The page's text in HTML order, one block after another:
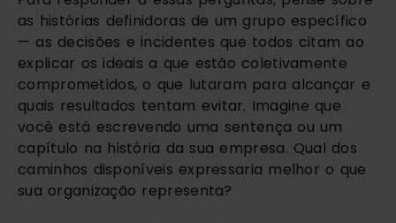
as histórias definidoras de um grupo específico
— as decisões e incidentes que todos citam ao
explicar os ideais a que estão coletivamente
comprometidos, o que lutaram para alcançar e
quais resultados tentam evitar. Imagine que
você está escrevendo uma sentença ou um
capítulo na história da sua empresa. Qual dos
caminhos disponíveis expressaria melhor o que
sua organização representa?